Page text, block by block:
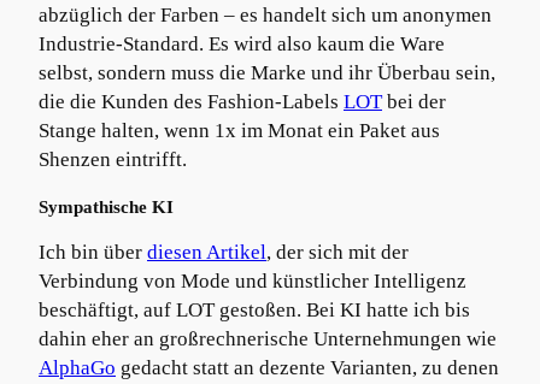
abzüglich der Farben – es handelt sich um anonymen
Industrie-Standard. Es wird also kaum die Ware
selbst, sondern muss die Marke und ihr Überbau sein,
die die Kunden des Fashion-Labels LOTbei der
Stange halten, wenn 1x im Monat ein Paket aus
Shenzen eintrifft.
Sympathische KI
Ich bin über diesen Artikel, der sich mit der
Verbindung von Mode und künstlicher Intelligenz
beschäftigt, auf LOT gestoßen. Bei KI hatte ich bis
dahin eher an großrechnerische Unternehmungen wie
AlphaGo gedacht statt an dezente Varianten, zu denen